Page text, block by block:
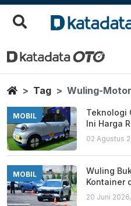
Wuling Motors
Berita Terbaru
HomeTag Wuling-
MOBIL
Teknologi
Ini Harga
02 Agustus
MOBIL
Wuling
Kontainer
20 Juni